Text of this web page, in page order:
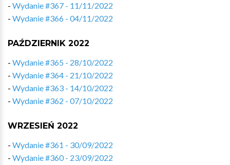
- Wydanie #367 - 11/11/2022
- Wydanie #366 - 04/11/2022
PAŹDZIERNIK 2022
- Wydanie #365 - 28/10/2022
- Wydanie #364 - 21/10/2022
- Wydanie #363 - 14/10/2022
- Wydanie #362 - 07/10/2022
WRZESIEŃ 2022
- Wydanie #361 - 30/09/2022
- Wydanie #360 - 23/09/2022